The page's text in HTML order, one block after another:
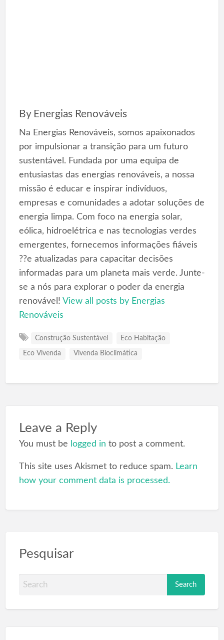
By Energias Renováveis
Na Energias Renováveis, somos apaixonados
por impulsionar a transição para um futuro
sustentável. Fundada por uma equipa de
entusiastas das energias renováveis, a nossa
missão é educar e inspirar indivíduos,
empresas e comunidades a adotar soluções de
energia limpa. Com foco na energia solar,
eólica, hidroelétrica e nas tecnologias verdes
emergentes, fornecemos informações fiáveis
??e atualizadas para capacitar decisões
informadas para um planeta mais verde. Junte-
se a nós para explorar o poder da energia
renovável! View all posts by Energias
Renováveis
Construção Sustentável Eco Habitação
Eco Vivenda Vivenda Bioclimática
Leave a Reply
You must be logged in to post a comment.
This site uses Akismet to reduce spam. Learn
how your comment data is processed.
Pesquisar
a